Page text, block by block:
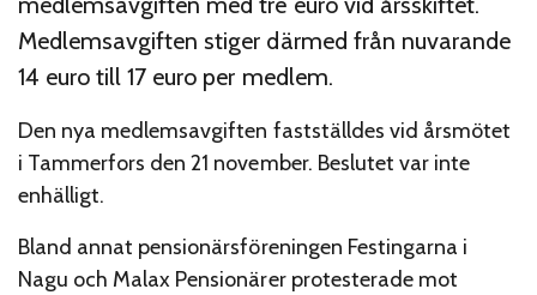
Medlemsavgiften stiger därmed från nuvarande
14 euro till 17 euro per medlem.
Den nya medlemsavgiften fastställdes vid årsmötet
i Tammerfors den 21 november. Beslutet var inte
enhälligt.
Bland annat pensionärsföreningen Festingarna i
Nagu och Malax Pensionärer protesterade mot